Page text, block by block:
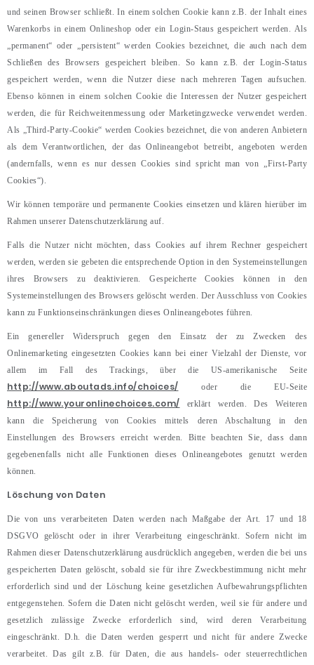
und seinen Browser schließt. In einem solchen Cookie kann z.B. der Inhalt eines
Warenkorbs in einem Onlineshop oder ein Login-Staus gespeichert werden. Als
„permanent“ oder „persistent“ werden Cookies bezeichnet, die auch nach dem
Schließen des Browsers gespeichert bleiben. So kann z.B. der Login-Status
gespeichert werden, wenn die Nutzer diese nach mehreren Tagen aufsuchen.
Ebenso können in einem solchen Cookie die Interessen der Nutzer gespeichert
werden, die für Reichweitenmessung oder Marketingzwecke verwendet werden.
Als „Third-Party-Cookie“ werden Cookies bezeichnet, die von anderen Anbietern
als dem Verantwortlichen, der das Onlineangebot betreibt, angeboten werden
(andernfalls, wenn es nur dessen Cookies sind spricht man von „First-Party
Cookies“).
Wir können temporäre und permanente Cookies einsetzen und klären hierüber im
Rahmen unserer Datenschutzerklärung auf.
Falls die Nutzer nicht möchten, dass Cookies auf ihrem Rechner gespeichert
werden, werden sie gebeten die entsprechende Option in den Systemeinstellungen
ihres Browsers zu deaktivieren. Gespeicherte Cookies können in den
Systemeinstellungen des Browsers gelöscht werden. Der Ausschluss von Cookies
kann zu Funktionseinschränkungen dieses Onlineangebotes führen.
Ein genereller Widerspruch gegen den Einsatz der zu Zwecken des
Onlinemarketing eingesetzten Cookies kann bei einer Vielzahl der Dienste, vor
allem im Fall des Trackings, über die US-amerikanische Seite
http://www.aboutads.info/choices/ oder die EU-Seite
http://www.youronlinechoices.com/ erklärt werden. Des Weiteren
kann die Speicherung von Cookies mittels deren Abschaltung in den
Einstellungen des Browsers erreicht werden. Bitte beachten Sie, dass dann
gegebenenfalls nicht alle Funktionen dieses Onlineangebotes genutzt werden
können.
Löschung von Daten
Die von uns verarbeiteten Daten werden nach Maßgabe der Art. 17 und 18
DSGVO gelöscht oder in ihrer Verarbeitung eingeschränkt. Sofern nicht im
Rahmen dieser Datenschutzerklärung ausdrücklich angegeben, werden die bei uns
gespeicherten Daten gelöscht, sobald sie für ihre Zweckbestimmung nicht mehr
erforderlich sind und der Löschung keine gesetzlichen Aufbewahrungspflichten
entgegenstehen. Sofern die Daten nicht gelöscht werden, weil sie für andere und
gesetzlich zulässige Zwecke erforderlich sind, wird deren Verarbeitung
eingeschränkt. D.h. die Daten werden gesperrt und nicht für andere Zwecke
verarbeitet. Das gilt z.B. für Daten, die aus handels- oder steuerrechtlichen